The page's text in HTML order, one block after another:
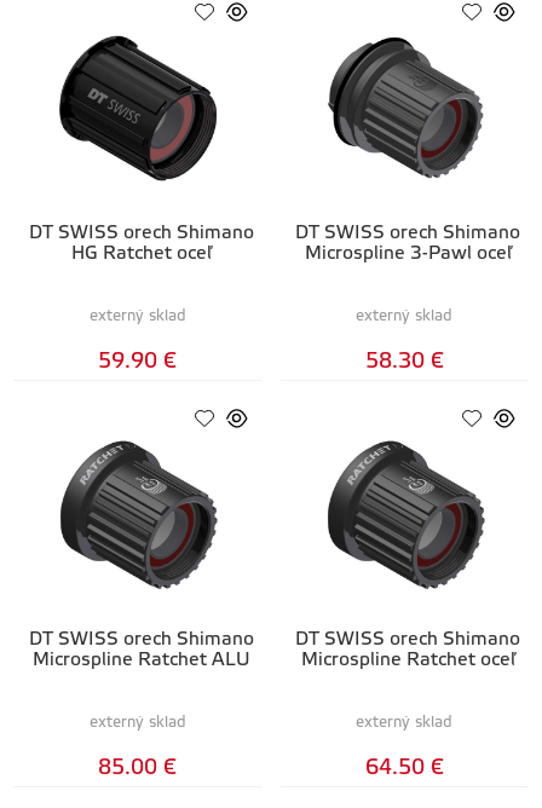
DT SWISS orech Shimano
HG Ratchet oceľ
externý sklad
59.90 €
DT SWISS orech Shimano
Microspline 3-Pawl oceľ
externý sklad
58.30 €
DT SWISS orech Shimano
Microspline Ratchet ALU
externý sklad
85.00 €
DT SWISS orech Shimano
Microspline Ratchet oceľ
externý sklad
64.50 €